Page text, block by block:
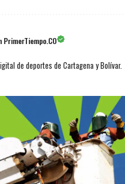
PrimerTiempo.CO
de deportes de Cartagena y Bolívar.